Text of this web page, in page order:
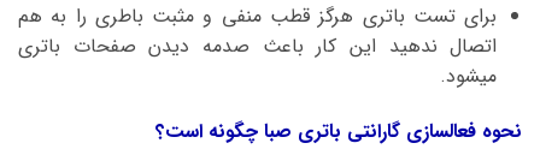
برای تست باتری هرگز قطب منفی و مثبت باطری را به هم
اتصال ندهید این کار باعث صدمه دیدن صفحات باتری
میشود.
نحوه فعالسازی گارانتی باتری صبا چگونه است؟